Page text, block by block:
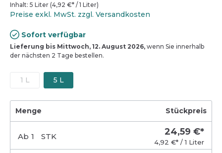
Inhalt: 5 Liter (4,92 €* / 1 Liter)
Preise exkl. MwSt. zzgl. Versandkosten
Sofort verfügbar
Lieferung bis Mittwoch, 12. August 2026, wenn Sie innerhalb
der nächsten 2 Tage bestellen.
1 L 5 L
Menge Stückpreis
Ab 1 STK 24,59 €*
4,92 €* / 1 Liter